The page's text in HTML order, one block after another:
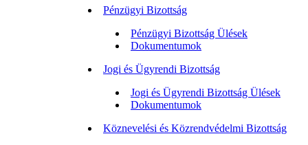
Pénzügyi Bizottság
Pénzügyi Bizottság Ülések
Dokumentumok
Jogi és Ügyrendi Bizottság
Jogi és Ügyrendi Bizottság Ülések
Dokumentumok
Köznevelési és Közrendvédelmi Bizottság